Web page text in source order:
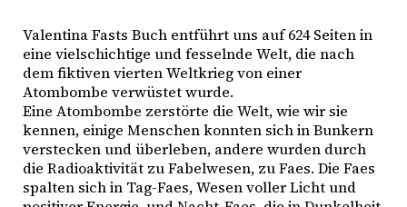
Valentina Fasts Buch entführt uns auf 624 Seiten in
eine vielschichtige und fesselnde Welt, die nach
dem fiktiven vierten Weltkrieg von einer
Atombombe verwüstet wurde.
Eine Atombombe zerstörte die Welt, wie wir sie
kennen, einige Menschen konnten sich in Bunkern
verstecken und überleben, andere wurden durch
die Radioaktivität zu Fabelwesen, zu Faes. Die Faes
spalten sich in Tag-Faes, Wesen voller Licht und